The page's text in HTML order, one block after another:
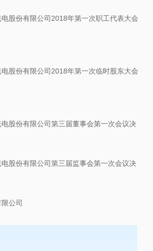
电股份有限公司2018年第一次职工代表大会
电股份有限公司2018年第一次临时股东大会
电股份有限公司第三届董事会第一次会议决
电股份有限公司第三届监事会第一次会议决
公司